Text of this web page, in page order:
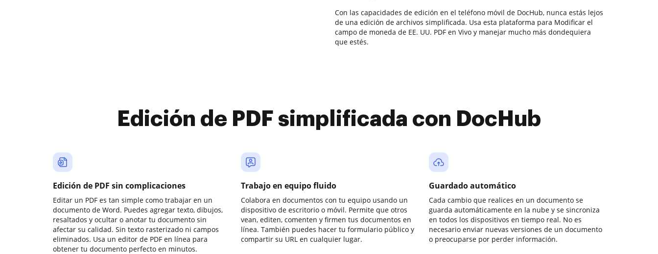
Con las capacidades de edición en el teléfono móvil de DocHub, nunca estás lejos
de una edición de archivos simplificada. Usa esta plataforma para Modificar el
campo de moneda de EE. UU. PDF en Vivo y manejar mucho más dondequiera
que estés.
Edición de PDF simplificada con DocHub
Edición de PDF sin complicaciones
Editar un PDF es tan simple como trabajar en un
documento de Word. Puedes agregar texto, dibujos,
resaltados y ocultar o anotar tu documento sin
afectar su calidad. Sin texto rasterizado ni campos
eliminados. Usa un editor de PDF en línea para
obtener tu documento perfecto en minutos.
Trabajo en equipo fluido
Colabora en documentos con tu equipo usando un
dispositivo de escritorio o móvil. Permite que otros
vean, editen, comenten y firmen tus documentos en
línea. También puedes hacer tu formulario público y
compartir su URL en cualquier lugar.
Guardado automático
Cada cambio que realices en un documento se
guarda automáticamente en la nube y se sincroniza
en todos los dispositivos en tiempo real. No es
necesario enviar nuevas versiones de un documento
o preocuparse por perder información.